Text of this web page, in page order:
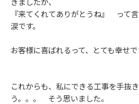
『来てくれてありがとうね』 って
涙です。
お客様に喜ばれるって、とても幸せで
これからも、私にできる工事を手抜
う。。。 そう思いました。